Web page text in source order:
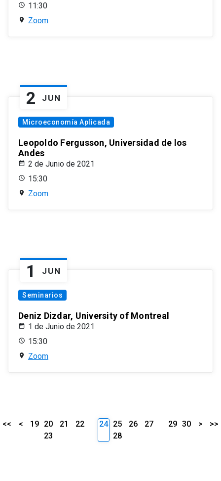
11:30
Zoom
2 JUN
Microeconomía Aplicada
Leopoldo Fergusson, Universidad de los
Andes
2 de Junio de 2021
15:30
Zoom
1 JUN
Seminarios
Deniz Dizdar, University of Montreal
1 de Junio de 2021
15:30
Zoom
<< < 19 20 21
22
23
24 25 26
27
28
29 30 > >>